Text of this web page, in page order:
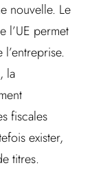
nouvelle. Le
l’UE permet
la
fiscales
exister,
titres.